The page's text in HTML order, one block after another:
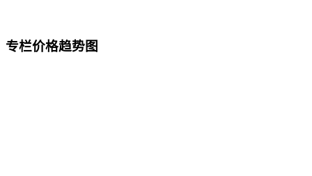
专栏价格趋势图